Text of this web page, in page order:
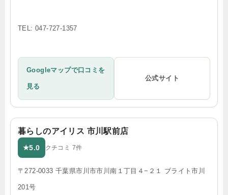
TEL: 047-727-1357
Googleマップで口コミを
見る
公式サイト
暮らしのアイリス 市川駅前店
★5.0 クチコミ 7件
〒272-0033 千葉県市川市市川南１丁目４−２１ ブライト市川
201号